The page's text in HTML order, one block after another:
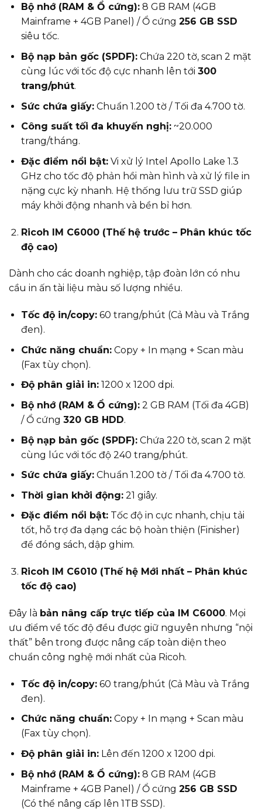
Bộ nhớ (RAM & Ổ cứng):8 GB RAM (4GB
Mainframe + 4GB Panel) / Ổ cứng 256 GB SSD
siêu tốc.
Bộ nạp bản gốc (SPDF):Chứa 220 tờ, scan 2 mặt
cùng lúc với tốc độ cực nhanh lên tới 300
trang/phút.
Sức chứa giấy:Chuẩn 1.200 tờ / Tối đa 4.700 tờ.
Công suất tối đa khuyến nghị:~20.000
trang/tháng.
Đặc điểm nổi bật:Vi xử lý Intel Apollo Lake 1.3
GHz cho tốc độ phản hồi màn hình và xử lý file in
nặng cực kỳ nhanh. Hệ thống lưu trữ SSD giúp
máy khởi động nhanh và bền bỉ hơn.
Ricoh IM C6000 (Thế hệ trước – Phân khúc tốc
độ cao)
Dành cho các doanh nghiệp, tập đoàn lớn có nhu
cầu in ấn tài liệu màu số lượng nhiều.
Tốc độ in/copy:60 trang/phút (Cả Màu và Trắng
đen).
Chức năng chuẩn:Copy + In mạng + Scan màu
(Fax tùy chọn).
Độ phân giải in:1200 x 1200 dpi.
Bộ nhớ (RAM & Ổ cứng):2 GB RAM (Tối đa 4GB)
/ Ổ cứng 320 GB HDD.
Bộ nạp bản gốc (SPDF):Chứa 220 tờ, scan 2 mặt
cùng lúc với tốc độ 240 trang/phút.
Sức chứa giấy:Chuẩn 1.200 tờ / Tối đa 4.700 tờ.
Thời gian khởi động:21 giây.
Đặc điểm nổi bật:Tốc độ in cực nhanh, chịu tải
tốt, hỗ trợ đa dạng các bộ hoàn thiện (Finisher)
để đóng sách, dập ghim.
Ricoh IM C6010 (Thế hệ Mới nhất – Phân khúc
tốc độ cao)
Đây là bản nâng cấp trực tiếp của IM C6000. Mọi
ưu điểm về tốc độ đều được giữ nguyên nhưng “nội
thất” bên trong được nâng cấp toàn diện theo
chuẩn công nghệ mới nhất của Ricoh.
Tốc độ in/copy:60 trang/phút (Cả Màu và Trắng
đen).
Chức năng chuẩn:Copy + In mạng + Scan màu
(Fax tùy chọn).
Độ phân giải in:Lên đến 1200 x 1200 dpi.
Bộ nhớ (RAM & Ổ cứng):8 GB RAM (4GB
Mainframe + 4GB Panel) / Ổ cứng 256 GB SSD
(Có thể nâng cấp lên 1TB SSD).